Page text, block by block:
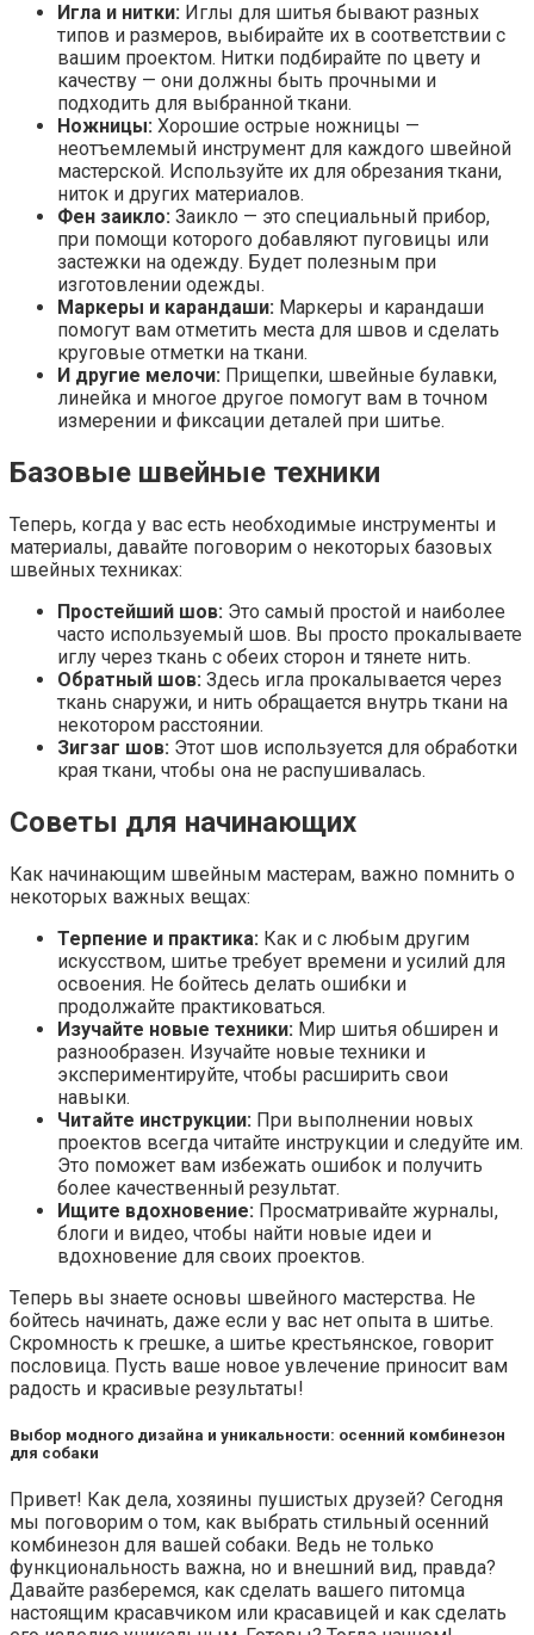
Игла и нитки: Иглы для шитья бывают разных
типов и размеров, выбирайте их в соответствии с
вашим проектом. Нитки подбирайте по цвету и
качеству — они должны быть прочными и
подходить для выбранной ткани.
Ножницы: Хорошие острые ножницы —
неотъемлемый инструмент для каждого швейной
мастерской. Используйте их для обрезания ткани,
ниток и других материалов.
Фен заикло: Заикло — это специальный прибор,
при помощи которого добавляют пуговицы или
застежки на одежду. Будет полезным при
изготовлении одежды.
Маркеры и карандаши: Маркеры и карандаши
помогут вам отметить места для швов и сделать
круговые отметки на ткани.
И другие мелочи: Прищепки, швейные булавки,
линейка и многое другое помогут вам в точном
измерении и фиксации деталей при шитье.
Базовые швейные техники
Теперь, когда у вас есть необходимые инструменты и
материалы, давайте поговорим о некоторых базовых
швейных техниках:
Простейший шов: Это самый простой и наиболее
часто используемый шов. Вы просто прокалываете
иглу через ткань с обеих сторон и тянете нить.
Обратный шов: Здесь игла прокалывается через
ткань снаружи, и нить обращается внутрь ткани на
некотором расстоянии.
Зигзаг шов: Этот шов используется для обработки
края ткани, чтобы она не распушивалась.
Советы для начинающих
Как начинающим швейным мастерам, важно помнить о
некоторых важных вещах:
Терпение и практика: Как и с любым другим
искусством, шитье требует времени и усилий для
освоения. Не бойтесь делать ошибки и
продолжайте практиковаться.
Изучайте новые техники: Мир шитья обширен и
разнообразен. Изучайте новые техники и
экспериментируйте, чтобы расширить свои
навыки.
Читайте инструкции: При выполнении новых
проектов всегда читайте инструкции и следуйте им.
Это поможет вам избежать ошибок и получить
более качественный результат.
Ищите вдохновение: Просматривайте журналы,
блоги и видео, чтобы найти новые идеи и
вдохновение для своих проектов.
Теперь вы знаете основы швейного мастерства. Не
бойтесь начинать, даже если у вас нет опыта в шитье.
Скромность к грешке, а шитье крестьянское, говорит
пословица. Пусть ваше новое увлечение приносит вам
радость и красивые результаты!
Выбор модного дизайна и уникальности: осенний комбинезон
для собаки
Привет! Как дела, хозяины пушистых друзей? Сегодня
мы поговорим о том, как выбрать стильный осенний
комбинезон для вашей собаки. Ведь не только
функциональность важна, но и внешний вид, правда?
Давайте разберемся, как сделать вашего питомца
настоящим красавчиком или красавицей и как сделать